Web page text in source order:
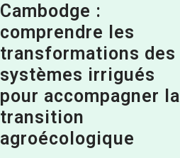
Cambodge :
comprendre les
transformations des
systèmes irrigués
pour accompagner la
transition
agroécologique